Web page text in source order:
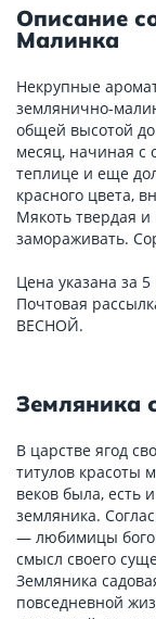
Описание
Малинка
Некрупные
землянично-
общей высотой
месяц, начиная
теплице и еще
красного цвета,
Мякоть твердая
замораживать.
Цена указана за 5
Почтовая
ВЕСНОЙ.
Земляника
В царстве ягод
титулов красоты
веков была, есть
земляника.
— любимицы
смысл своего
Земляника
повседневной